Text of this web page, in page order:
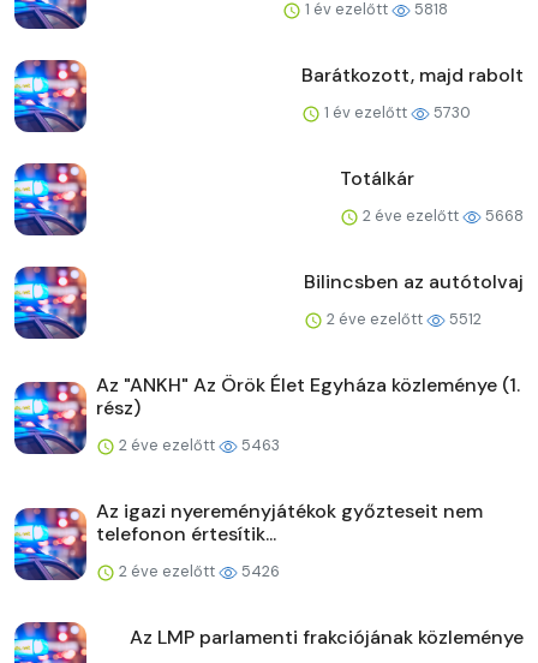
1 év ezelőtt 5818
Barátkozott, majd rabolt
1 év ezelőtt 5730
Totálkár
2 éve ezelőtt 5668
Bilincsben az autótolvaj
2 éve ezelőtt 5512
Az "ANKH" Az Örök Élet Egyháza közleménye (1.
rész)
2 éve ezelőtt 5463
Az igazi nyereményjátékok győzteseit nem
telefonon értesítik...
2 éve ezelőtt 5426
Az LMP parlamenti frakciójának közleménye